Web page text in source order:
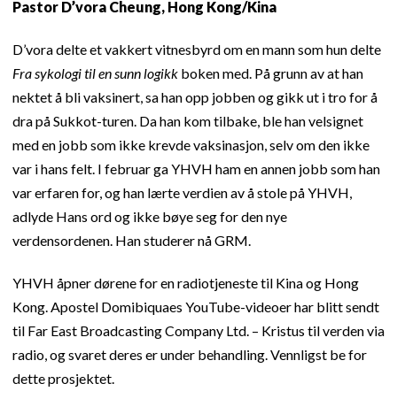
Pastor D’vora Cheung, Hong Kong/Kina
D’vora delte et vakkert vitnesbyrd om en mann som hun delte
Fra sykologi til en sunn logikk boken med. På grunn av at han
nektet å bli vaksinert, sa han opp jobben og gikk ut i tro for å
dra på Sukkot-turen. Da han kom tilbake, ble han velsignet
med en jobb som ikke krevde vaksinasjon, selv om den ikke
var i hans felt. I februar ga YHVH ham en annen jobb som han
var erfaren for, og han lærte verdien av å stole på YHVH,
adlyde Hans ord og ikke bøye seg for den nye
verdensordenen. Han studerer nå GRM.
YHVH åpner dørene for en radiotjeneste til Kina og Hong
Kong. Apostel Domibiquaes YouTube-videoer har blitt sendt
til Far East Broadcasting Company Ltd. – Kristus til verden via
radio, og svaret deres er under behandling. Vennligst be for
dette prosjektet.